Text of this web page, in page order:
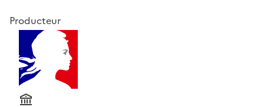
Producteur